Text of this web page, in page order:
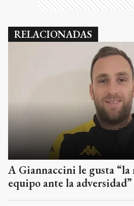
RELACIONADAS
A Giannaccini le gusta “la
equipo ante la adversidad”